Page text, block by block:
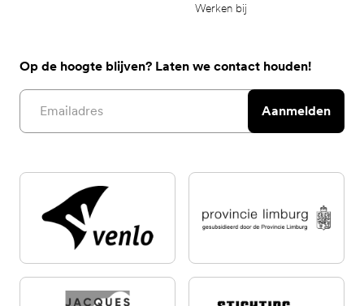
Werken bij
Op de hoogte blijven? Laten we contact houden!
Email address
Aanmelden